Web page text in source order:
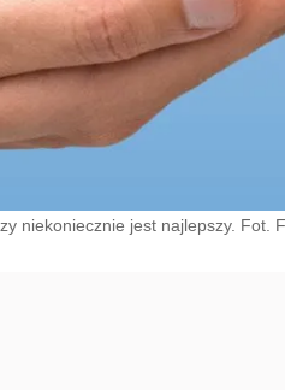
niekoniecznie jest najlepszy. Fot.